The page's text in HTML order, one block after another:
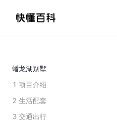
蟠龙湖别墅
1 项目介绍
2 生活配套
3 交通出行